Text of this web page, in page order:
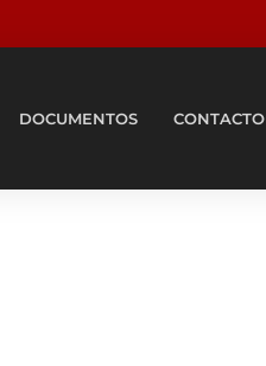
DOCUMENTOS CONTACTO